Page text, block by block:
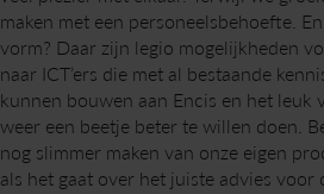
maken met een personeelsbehoefte.
vorm? Daar zijn legio mogelijkheden
naar ICT’ers die met al bestaande
kunnen bouwen aan Encis en het leuk
weer een beetje beter te willen doen.
nog slimmer maken van onze eigen
als het gaat over het juiste advies voor